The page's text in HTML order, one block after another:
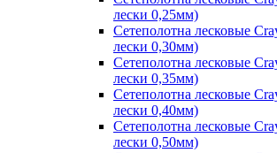
лески 0,25мм)
Сетеполотна лесковые
лески 0,30мм)
Сетеполотна лесковые
лески 0,35мм)
Сетеполотна лесковые
лески 0,40мм)
Сетеполотна лесковые
лески 0,50мм)